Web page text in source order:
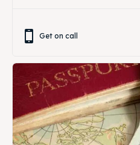
Get on call